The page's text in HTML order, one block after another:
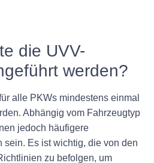
die UVV-
werden?
alle PKWs mindestens einmal
Abhängig vom Fahrzeugtyp
jedoch häufigere
sein. Es ist wichtig, die von den
zu befolgen, um